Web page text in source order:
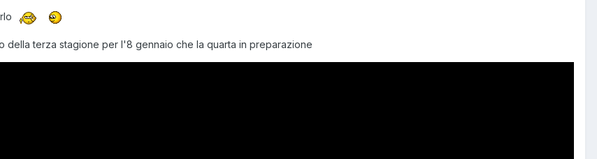
della terza stagione per l'8 gennaio che la quarta in preparazione